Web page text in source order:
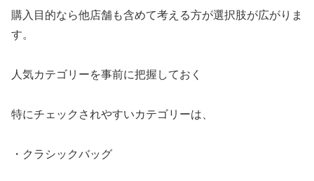
購入目的なら他店舗も含めて考える方が選択肢が広がりま
す。
人気カテゴリーを事前に把握しておく
特にチェックされやすいカテゴリーは、
・クラシックバッグ